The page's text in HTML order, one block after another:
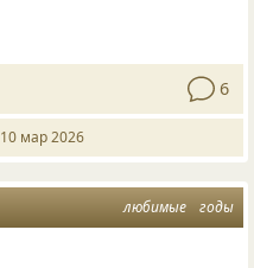
6
10 мар 2026
любимые годы